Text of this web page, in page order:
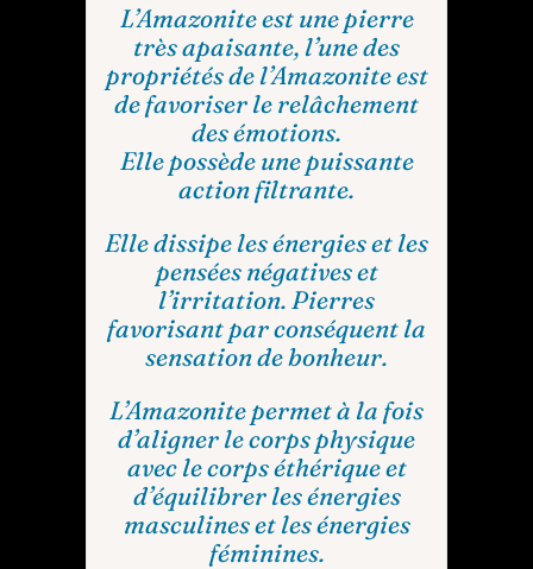
L’Amazonite est une pierre
très apaisante, l’une des
propriétés de l’Amazonite est
de favoriser le relâchement
des émotions.
Elle possède une puissante
action filtrante.
Elle dissipe les énergies et les
pensées négatives et
l’irritation. Pierres
favorisant par conséquent la
sensation de bonheur.
L’Amazonite permet à la fois
d’aligner le corps physique
avec le corps éthérique et
d’équilibrer les énergies
masculines et les énergies
féminines.